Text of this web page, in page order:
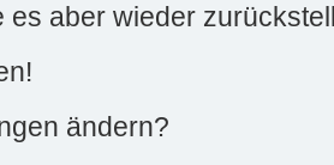
es aber wieder
ändern?